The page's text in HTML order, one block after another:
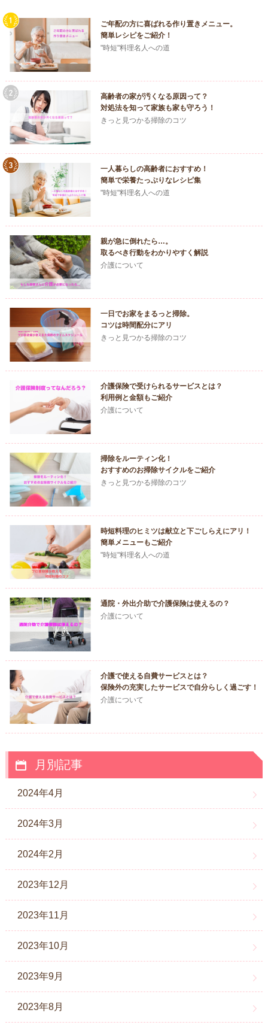
ご年配の方に喜ばれる作り置きメニュー。
簡単レシピをご紹介！
"時短"料理名人への道
高齢者の家が汚くなる原因って？
対処法を知って家族も家も守ろう！
きっと見つかる掃除のコツ
一人暮らしの高齢者におすすめ！
簡単で栄養たっぷりなレシピ集
"時短"料理名人への道
親が急に倒れたら…。
取るべき行動をわかりやすく解説
介護について
一日でお家をまるっと掃除。
コツは時間配分にアリ
きっと見つかる掃除のコツ
介護保険で受けられるサービスとは？
利用例と金額もご紹介
介護について
掃除をルーティン化！
おすすめのお掃除サイクルをご紹介
きっと見つかる掃除のコツ
時短料理のヒミツは献立と下ごしらえにアリ！
簡単メニューもご紹介
"時短"料理名人への道
通院・外出介助で介護保険は使えるの？
介護について
介護で使える自費サービスとは？
保険外の充実したサービスで自分らしく過ごす！
介護について
月別記事
2024年4月
2024年3月
2024年2月
2023年12月
2023年11月
2023年10月
2023年9月
2023年8月